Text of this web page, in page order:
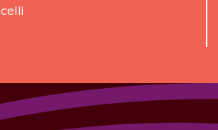
celli